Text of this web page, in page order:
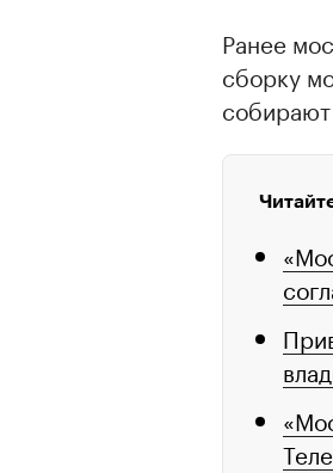
Ранее
сборку